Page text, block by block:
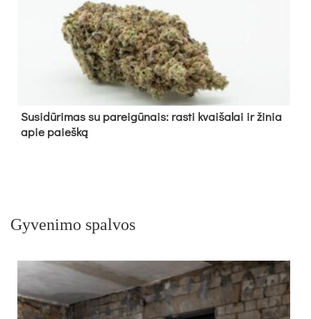
Su­si­dū­ri­mas su pa­rei­gū­nais: ras­ti kvai­ša­lai ir ži­nia
apie paieš­ką
Gyvenimo spalvos